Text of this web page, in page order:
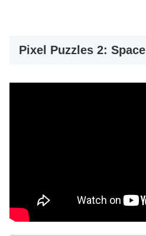
Pixel Puzzles 2: Space